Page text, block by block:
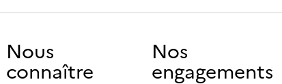
Nous
connaître
Nos
engagements